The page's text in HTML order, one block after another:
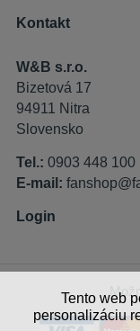
Tento web
personalizáciu
Kontakt
W&B s.r.o.
Bizetová 17
94911 Nitra
Slovensko
Tel.: 0903 448 100
E-mail:
Login